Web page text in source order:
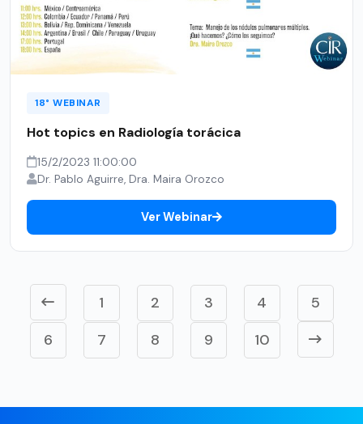
18° WEBINAR
Hot topics en Radiología torácica
15/2/2023 11:00:00
Dr. Pablo Aguirre, Dra. Maira Orozco
Ver Webinar
1 2 3 4
5
6
7 8 9 10